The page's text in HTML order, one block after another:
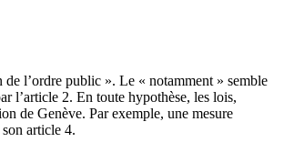
l’ordre public ». Le « notamment » semble
l’article 2. En toute hypothèse, les lois,
de Genève. Par exemple, une mesure
article 4.